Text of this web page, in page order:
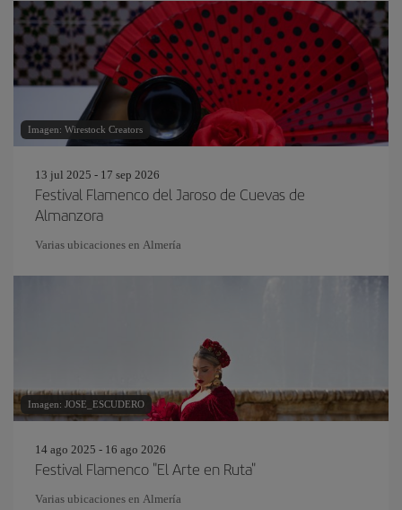
Imagen: Wirestock Creators
13 jul 2025 - 17 sep 2026
Festival Flamenco del Jaroso de Cuevas de
Almanzora
Varias ubicaciones en Almería
Imagen: JOSE_ESCUDERO
14 ago 2025 - 16 ago 2026
Festival Flamenco "El Arte en Ruta"
Varias ubicaciones en Almería